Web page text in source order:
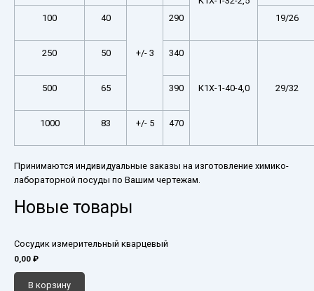
100
40
+/- 3
290 19/26
250 50 340
К1Х-1-40-4,0 29/32
500 65 390
1000 83 +/- 5 470
Принимаются индивидуальные заказы на изготовление химико-
лабораторной посуды по Вашим чертежам.
Новые товары
Сосудик измерительный кварцевый
0,00 ₽
В корзину